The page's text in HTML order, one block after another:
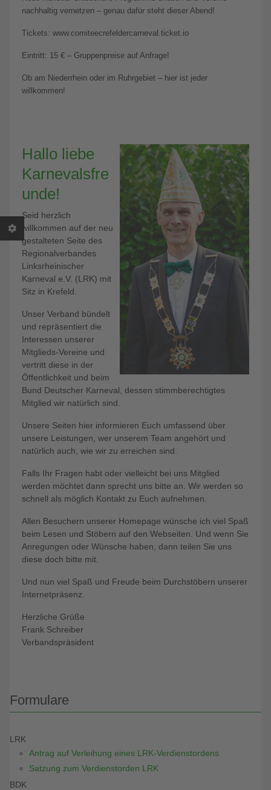
nachhaltig vernetzen – genau dafür steht dieser Abend!
Tickets: www.comiteecrefeldercarneval.ticket.io
Eintritt: 15 € – Gruppenpreise auf Anfrage!
Ob am Niederrhein oder im Ruhrgebiet – hier ist jeder
willkommen!
Hallo liebe
Karnevalsfre
unde!
Seid herzlich
willkommen auf der neu
gestalteten Seite des
Regionalverbandes
Linksrheinischer
Karneval e.V. (LRK) mit
Sitz in Krefeld.
Unser Verband bündelt
und repräsentiert die
Interessen unserer
Mitglieds-Vereine und
vertritt diese in der
Öffentlichkeit und beim
Bund Deutscher Karneval, dessen stimmberechtigtes
Mitglied wir natürlich sind.
Unsere Seiten hier informieren Euch umfassend über
unsere Leistungen, wer unserem Team angehört und
natürlich auch, wie wir zu erreichen sind.
Falls Ihr Fragen habt oder vielleicht bei uns Mitglied
werden möchtet dann sprecht uns bitte an. Wir werden so
schnell als möglich Kontakt zu Euch aufnehmen.
Allen Besuchern unserer Homepage wünsche ich viel Spaß
beim Lesen und Stöbern auf den Webseiten. Und wenn Sie
Anregungen oder Wünsche haben, dann teilen Sie uns
diese doch bitte mit.
Und nun viel Spaß und Freude beim Durchstöbern unserer
Internetpräsenz.
Herzliche Grüße
Frank Schreiber
Verbandspräsident
Formulare
LRK
Antrag auf Verleihung eines LRK-Verdienstordens
Satzung zum Verdienstorden LRK
BDK